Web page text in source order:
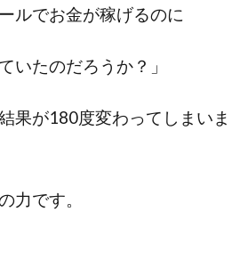
ルでお金が稼げるのに
いたのだろうか？」
果が180度変わってしまいま
力です。